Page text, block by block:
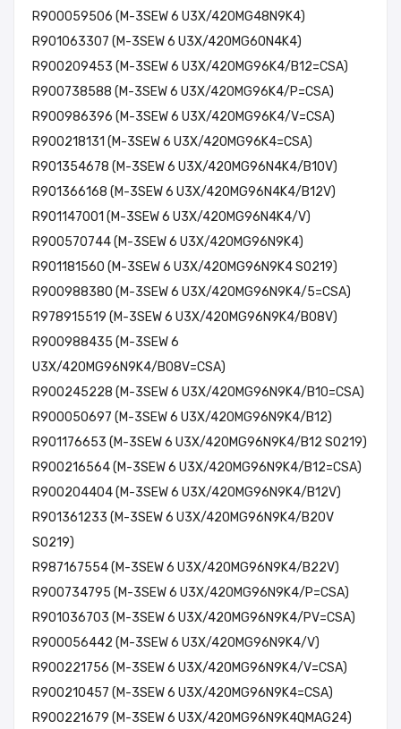
R900059506 (M-3SEW 6 U3X/420MG48N9K4)
R901063307 (M-3SEW 6 U3X/420MG60N4K4)
R900209453 (M-3SEW 6 U3X/420MG96K4/B12=CSA)
R900738588 (M-3SEW 6 U3X/420MG96K4/P=CSA)
R900986396 (M-3SEW 6 U3X/420MG96K4/V=CSA)
R900218131 (M-3SEW 6 U3X/420MG96K4=CSA)
R901354678 (M-3SEW 6 U3X/420MG96N4K4/B10V)
R901366168 (M-3SEW 6 U3X/420MG96N4K4/B12V)
R901147001 (M-3SEW 6 U3X/420MG96N4K4/V)
R900570744 (M-3SEW 6 U3X/420MG96N9K4)
R901181560 (M-3SEW 6 U3X/420MG96N9K4 SO219)
R900988380 (M-3SEW 6 U3X/420MG96N9K4/5=CSA)
R978915519 (M-3SEW 6 U3X/420MG96N9K4/B08V)
R900988435 (M-3SEW 6
U3X/420MG96N9K4/B08V=CSA)
R900245228 (M-3SEW 6 U3X/420MG96N9K4/B10=CSA)
R900050697 (M-3SEW 6 U3X/420MG96N9K4/B12)
R901176653 (M-3SEW 6 U3X/420MG96N9K4/B12 SO219)
R900216564 (M-3SEW 6 U3X/420MG96N9K4/B12=CSA)
R900204404 (M-3SEW 6 U3X/420MG96N9K4/B12V)
R901361233 (M-3SEW 6 U3X/420MG96N9K4/B20V
SO219)
R987167554 (M-3SEW 6 U3X/420MG96N9K4/B22V)
R900734795 (M-3SEW 6 U3X/420MG96N9K4/P=CSA)
R901036703 (M-3SEW 6 U3X/420MG96N9K4/PV=CSA)
R900056442 (M-3SEW 6 U3X/420MG96N9K4/V)
R900221756 (M-3SEW 6 U3X/420MG96N9K4/V=CSA)
R900210457 (M-3SEW 6 U3X/420MG96N9K4=CSA)
R900221679 (M-3SEW 6 U3X/420MG96N9K4QMAG24)